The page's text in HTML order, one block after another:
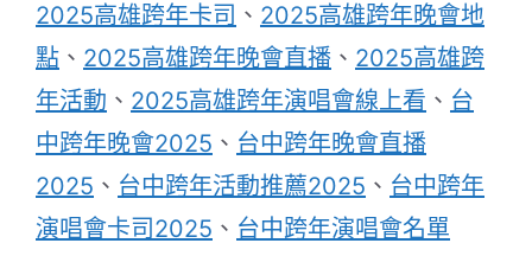
2025高雄跨年卡司 、 2025高雄跨年晚會地
點 、 2025高雄跨年晚會直播 、 2025高雄跨
年活動 、 2025高雄跨年演唱會線上看 、 台
中跨年晚會2025 、 台中跨年晚會直播
2025 、 台中跨年活動推薦2025 、 台中跨年
演唱會卡司2025 、 台中跨年演唱會名單